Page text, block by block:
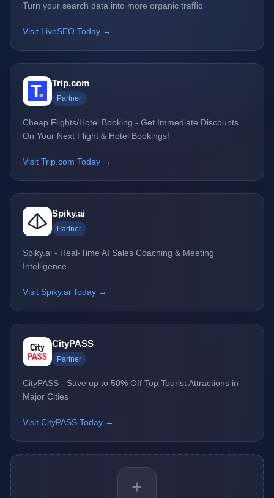
Turn your search data into more organic traffic
Visit LiveSEO Today →
Trip.com
Partner
Cheap Flights/Hotel Booking - Get Immediate Discounts
On Your Next Flight & Hotel Bookings!
Visit Trip.com Today →
Spiky.ai
Partner
Spiky.ai - Real-Time AI Sales Coaching & Meeting
Intelligence
Visit Spiky.ai Today →
CityPASS
Partner
CityPASS - Save up to 50% Off Top Tourist Attractions in
Major Cities
Visit CityPASS Today →
+